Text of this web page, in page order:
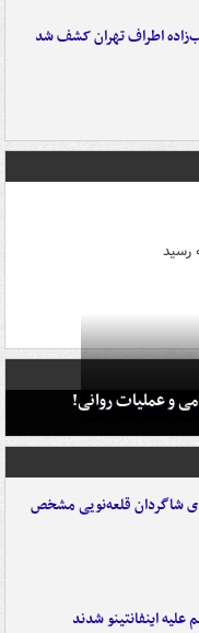
اطراف تهران کشف شد
و عملیات روانی!
شاگردان قلعه‌نویی مشخص